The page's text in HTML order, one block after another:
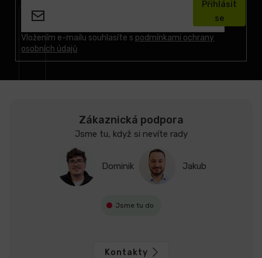
Vložením e-mailu souhlasíte s podmínkami ochrany
osobních údajů
Přihlásit
se
Zákaznická podpora
Jsme tu, když si nevíte rady
Dominik Jakub
Jsme tu do
Kontakty